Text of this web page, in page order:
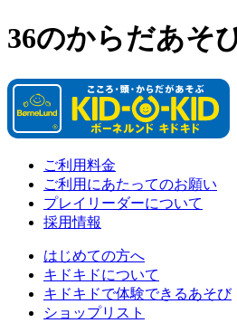
36のからだあそ
ご利用料金
ご利用にあたってのお願い
プレイリーダーについて
採用情報
はじめての方へ
キドキドについて
キドキドで体験できるあそび
ショップリスト